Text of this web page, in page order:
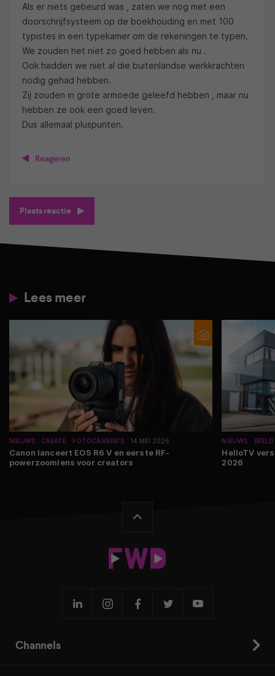
Als er niets gebeurd was , zaten we nog met een
doorschrijfsysteem op de boekhouding en met 100
typistes in een typekamer om de rekeningen te typen.
We zouden het niet zo goed hebben als nu .
Ook hadden we niet al die buitenlandse werkkrachten
nodig gehad hebben.
Zij zouden in grote armoede geleefd hebben , maar nu
hebben ze ook een goed leven.
Dus allemaal pluspunten.
Reageren
Plaats reactie
Lees meer
NIEUWS CREATE FOTOCAMERA'S 14 MEI 2026
Canon lanceert EOS R6 V en eerste RF-
powerzoomlens voor creators
NIEUWS BEELD
HelloTV
2026
Channels